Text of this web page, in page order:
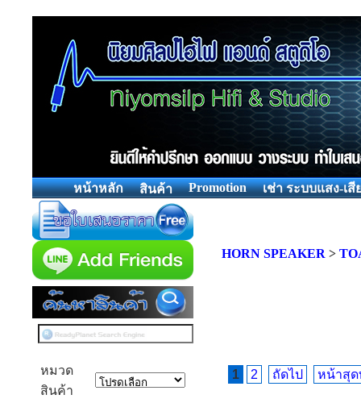
หน้าหลัก สินค้า Promotion เช่า ระบบแสง-เสี
หมวด
สินค้า
HORN SPEAKER >
1 2 ถัดไป หน้าสุด